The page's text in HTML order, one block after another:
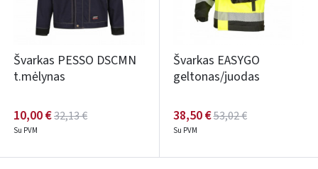
Švarkas PESSO DSCMN
t.mėlynas
10,00 €32,13 €
Su PVM
Švarkas EASYGO
geltonas/juodas
38,50 €53,02 €
Su PVM